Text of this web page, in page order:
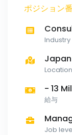
ポジション
Industry
Japan
Location
- 13
給与
Job